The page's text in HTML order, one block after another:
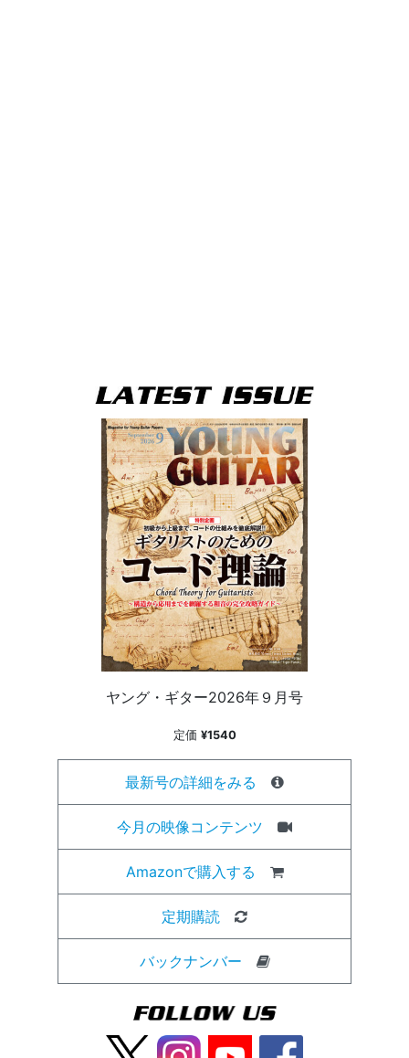
ヤング・ギター2026年９月号
定価 ¥1540
最新号の詳細をみる
今月の映像コンテンツ
Amazonで購入する
定期購読
バックナンバー